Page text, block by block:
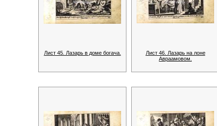
Лист 45. Лазарь в доме богача.
Лист 46. Лазарь на лоне
Авраамовом.